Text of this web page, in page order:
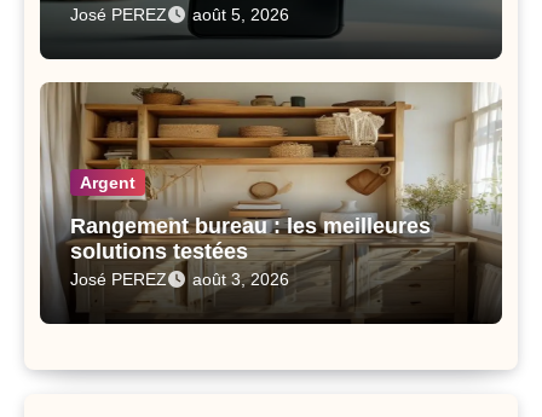
José PEREZ août 5, 2026
Argent
Rangement bureau : les meilleures
solutions testées
José PEREZ août 3, 2026